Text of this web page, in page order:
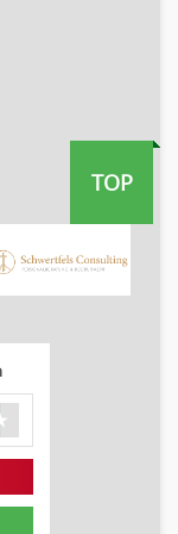
Leitung,
TOP